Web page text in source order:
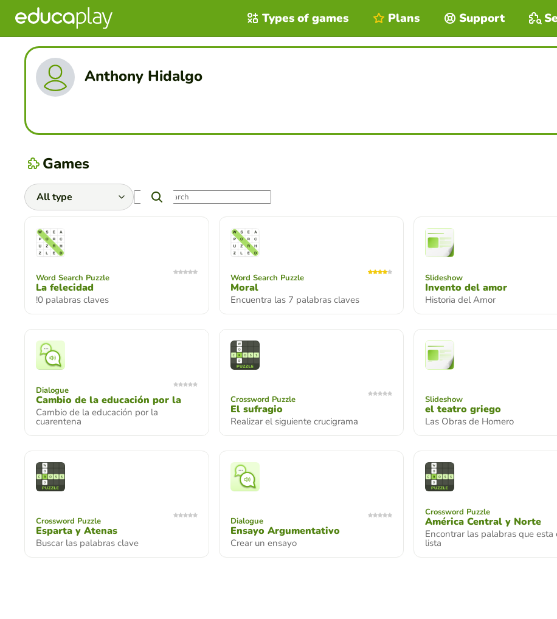
Types of games Plans Support
Anthony Hidalgo
Games
Word Search Puzzle
La felecidad
!0 palabras claves
Word Search Puzzle
Moral
Encuentra las 7 palabras claves
Slideshow
Invento del amor
Historia del Amor
Dialogue
Cambio de la educación por la
Cambio de la educación por la
cuarentena
Crossword Puzzle
El sufragio
Realizar el siguiente crucigrama
Slideshow
el teatro griego
Las Obras de Homero
Crossword Puzzle
Esparta y Atenas
Buscar las palabras clave
Dialogue
Ensayo Argumentativo
Crear un ensayo
Crossword Puzzle
América Central y Norte
Encontrar las palabras que esta
lista